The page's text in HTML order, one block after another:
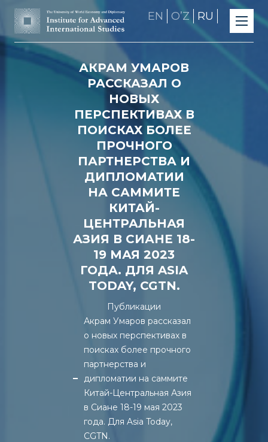
EN OʼZ RU
АКРАМ УМАРОВ
РАССКАЗАЛ О
НОВЫХ
ПЕРСПЕКТИВАХ В
ПОИСКАХ БОЛЕЕ
ПРОЧНОГО
ПАРТНЕРСТВА И
ДИПЛОМАТИИ
НА САММИТЕ
КИТАЙ-
ЦЕНТРАЛЬНАЯ
АЗИЯ В СИАНЕ 18-
19 МАЯ 2023
ГОДА. ДЛЯ ASIA
TODAY, CGTN.
Публикации
Акрам Умаров рассказал
о новых перспективах в
поисках более прочного
партнерства и
дипломатии на саммите
Китай-Центральная Азия
в Сиане 18-19 мая 2023
года. Для Asia Today,
CGTN.